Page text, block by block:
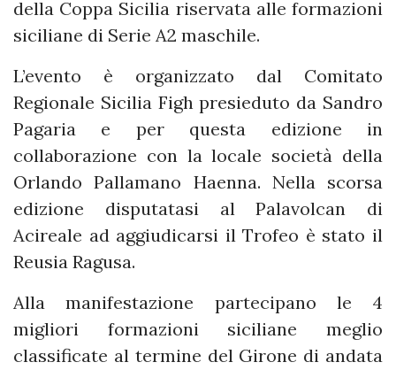
della Coppa Sicilia riservata alle formazioni
siciliane di Serie A2 maschile.
L’evento è organizzato dal Comitato
Regionale Sicilia Figh presieduto da Sandro
Pagaria e per questa edizione in
collaborazione con la locale società della
Orlando Pallamano Haenna. Nella scorsa
edizione disputatasi al Palavolcan di
Acireale ad aggiudicarsi il Trofeo è stato il
Reusia Ragusa.
Alla manifestazione partecipano le 4
migliori formazioni siciliane meglio
classificate al termine del Girone di andata